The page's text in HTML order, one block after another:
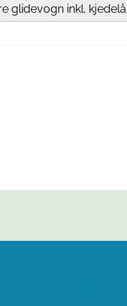
glidevogn inkl.